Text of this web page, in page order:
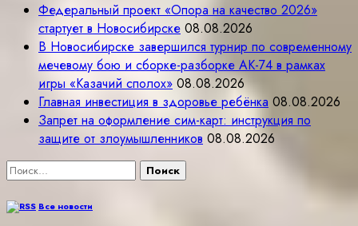
Федеральный проект «Опора на качество 2026»
стартует в Новосибирске 08.08.2026
В Новосибирске завершился турнир по современному
мечевому бою и сборке-разборке АК-74 в рамках
игры «Казачий сполох» 08.08.2026
Главная инвестиция в здоровье ребёнка 08.08.2026
Запрет на оформление сим-карт: инструкция по
защите от злоумышленников 08.08.2026
Найти:
Все новости